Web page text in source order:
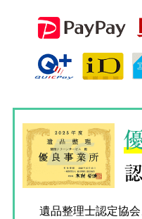
遺品整理士認定協会